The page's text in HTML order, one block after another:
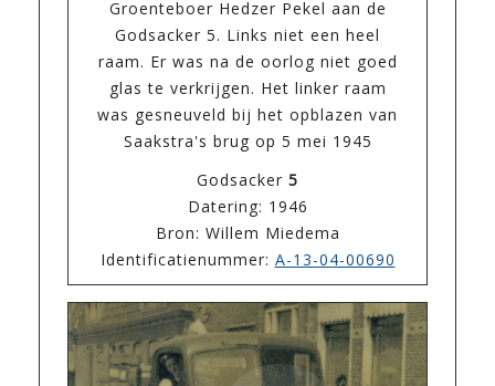
Groenteboer Hedzer Pekel aan de
Godsacker 5. Links niet een heel
raam. Er was na de oorlog niet goed
glas te verkrijgen. Het linker raam
was gesneuveld bij het opblazen van
Saakstra's brug op 5 mei 1945
Godsacker 5
Datering: 1946
Bron: Willem Miedema
Identificatienummer: A-13-04-00690